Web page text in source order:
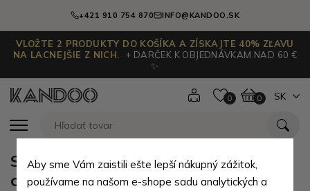
+421 910 754 870 INFO@KANDOO.SK
VLOŽTE 2 PRODUKTY DO KOŠÍKA A ZÍSKAJTE 40% ZĽAVU
NA LACNEJŠIE Z NICH.
+ DARČEK K OBJEDNÁVKAM NAD 60 €
✨
0 0 SK
Súprava čierneho pánskeho
crossbagu a peňaženky Mazza
Aby sme Vám zaistili ešte lepší nákupný zážitok,
používame na našom e-shope sadu analytických a